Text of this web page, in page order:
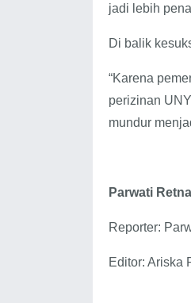
jadi lebih
Di balik
“Karena
perizinan
mundur
Parwati
Reporter:
Editor: Ariska